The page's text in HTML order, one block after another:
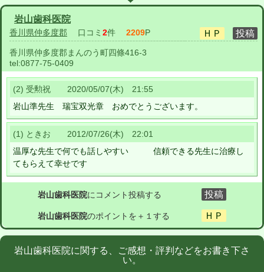
岩山歯科医院
香川県仲多度郡 口コミ 2件 2209P
香川県仲多度郡まんのう町四條416-3
tel:0877-75-0409
(2) 受勲祝 2020/05/07(木) 21:55
岩山準先生 瑞宝双光章 おめでとうございます。
(1) ときお 2012/07/26(木) 22:01
温厚な先生で何でも話しやすい 信頼できる先生に治療し
てもらえて幸せです
岩山歯科医院にコメント投稿する
岩山歯科医院のポイントを＋１する
岩山歯科医院に関する、ご感想・評判などをお書き下さ
い。